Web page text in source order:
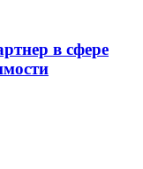
в сфере